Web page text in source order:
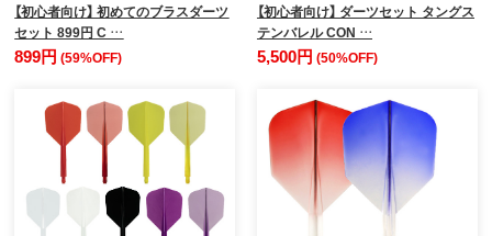
【初心者向け】 初めてのブラスダーツ
セット 899円 C …
899円(59%OFF)
【初心者向け】 ダーツセット タングス
テンバレル CON …
5,500円 (50%OFF)